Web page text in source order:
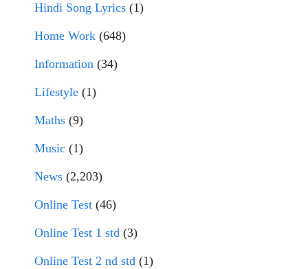
Hindi Song Lyrics (1)
Home Work (648)
Information (34)
Lifestyle (1)
Maths (9)
Music (1)
News (2,203)
Online Test (46)
Online Test 1 std (3)
Online Test 2 nd std (1)